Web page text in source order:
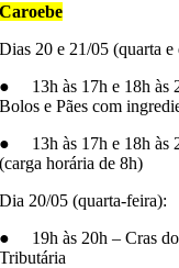
Caroebe
Dias 20 e 21/05 (quarta
● 13h às 17h e 18h às
Bolos e Pães com
● 13h às 17h e 18h às
(carga horária de 8h)
Dia 20/05 (quarta-feira):
● 19h às 20h – Cras do
Tributária